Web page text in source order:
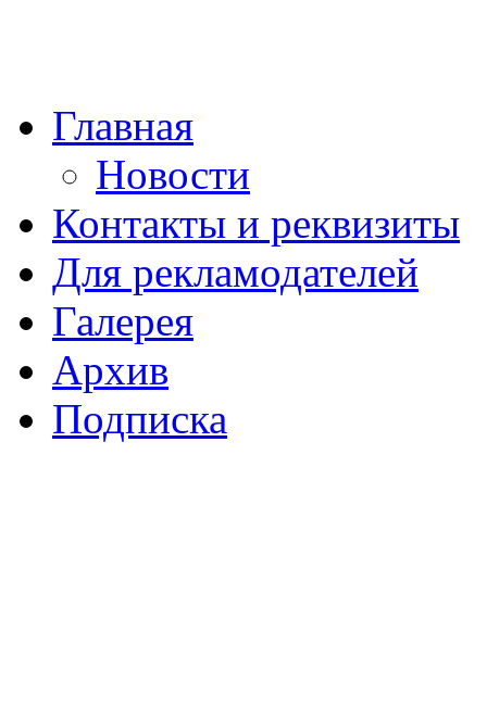
Главная
Новости
Контакты и реквизиты
Для рекламодателей
Галерея
Архив
Подписка